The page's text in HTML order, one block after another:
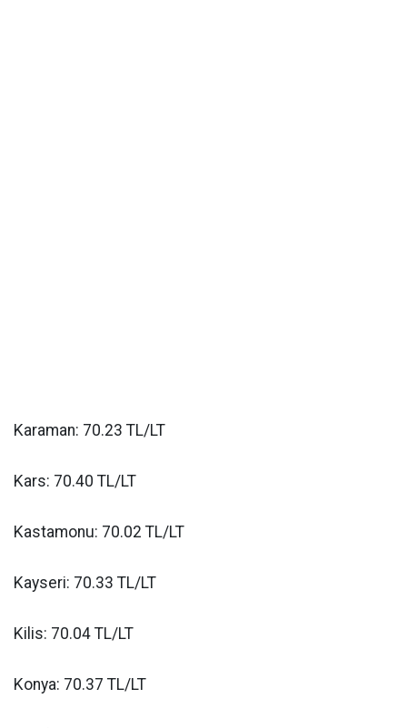
Karaman: 70.23 TL/LT
Kars: 70.40 TL/LT
Kastamonu: 70.02 TL/LT
Kayseri: 70.33 TL/LT
Kilis: 70.04 TL/LT
Konya: 70.37 TL/LT